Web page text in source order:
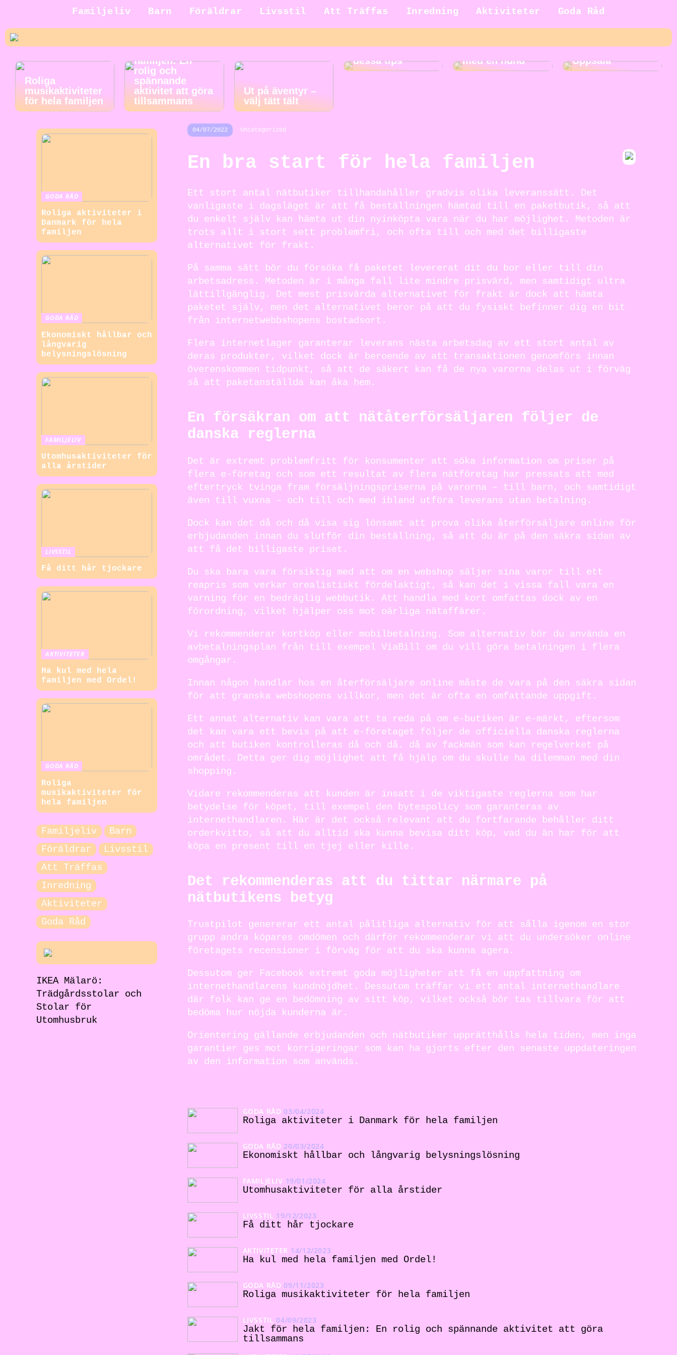
Familjeliv Barn Föräldrar Livsstil Att Träffas Inredning Aktiviteter Goda Råd
Roliga
musikaktiviteter
för hela familjen
familjen: En
rolig och
spännande
aktivitet att göra
tillsammans
Ut på äventyr –
välj tätt tält
dessa tips
med en hund
Uppsala
04/07/2022 Uncategorized
En bra start för hela familjen
Ett stort antal nätbutiker tillhandahåller gradvis olika leveranssätt. Det
vanligaste i dagsläget är att få beställningen hämtad till en paketbutik, så att
du enkelt själv kan hämta ut din nyinköpta vara när du har möjlighet. Metoden är
trots allt i stort sett problemfri, och ofta till och med det billigaste
alternativet för frakt.
På samma sätt bör du försöka få paketet levererat dit du bor eller till din
arbetsadress. Metoden är i många fall lite mindre prisvärd, men samtidigt ultra
lättillgänglig. Det mest prisvärda alternativet för frakt är dock att hämta
paketet själv, men det alternativet beror på att du fysiskt befinner dig en bit
från internetwebbshopens bostadsort.
Flera internetlager garanterar leverans nästa arbetsdag av ett stort antal av
deras produkter, vilket dock är beroende av att transaktionen genomförs innan
överenskommen tidpunkt, så att de säkert kan få de nya varorna delas ut i förväg
så att paketanställda kan åka hem.
En försäkran om att nätåterförsäljaren följer de
danska reglerna
Det är extremt problemfritt för konsumenter att söka information om priser på
flera e-företag och som ett resultat av flera nätföretag har pressats att med
eftertryck tvinga fram försäljningspriserna på varorna – till barn, och samtidigt
även till vuxna – och till och med ibland utföra leverans utan betalning.
Dock kan det då och då visa sig lönsamt att prova olika återförsäljare online för
erbjudanden innan du slutför din beställning, så att du är på den säkra sidan av
att få det billigaste priset.
Du ska bara vara försiktig med att om en webshop säljer sina varor till ett
reapris som verkar orealistiskt fördelaktigt, så kan det i vissa fall vara en
varning för en bedräglig webbutik. Att handla med kort omfattas dock av en
förordning, vilket hjälper oss mot oärliga nätaffärer.
Vi rekommenderar kortköp eller mobilbetalning. Som alternativ bör du använda en
avbetalningsplan från till exempel ViaBill om du vill göra betalningen i flera
omgångar.
Innan någon handlar hos en återförsäljare online måste de vara på den säkra sidan
för att granska webshopens villkor, men det är ofta en omfattande uppgift.
Ett annat alternativ kan vara att ta reda på om e-butiken är e-märkt, eftersom
det kan vara ett bevis på att e-företaget följer de officiella danska reglerna
och att butiken kontrolleras då och då. då av fackmän som kan regelverket på
området. Detta ger dig möjlighet att få hjälp om du skulle ha dilemman med din
shopping.
Vidare rekommenderas att kunden är insatt i de viktigaste reglerna som har
betydelse för köpet, till exempel den bytespolicy som garanteras av
internethandlaren. Här är det också relevant att du fortfarande behåller ditt
orderkvitto, så att du alltid ska kunna bevisa ditt köp, vad du än har för att
köpa en present till en tjej eller kille.
Det rekommenderas att du tittar närmare på
nätbutikens betyg
Trustpilot genererar ett antal pålitliga alternativ för att sålla igenom en stor
grupp andra köpares omdömen och därför rekommenderar vi att du undersöker online
företagets recensioner i förväg för att du ska kunna agera.
Dessutom ger Facebook extremt goda möjligheter att få en uppfattning om
internethandlarens kundnöjdhet. Dessutom träffar vi ett antal internethandlare
där folk kan ge en bedömning av sitt köp, vilket också bör tas tillvara för att
bedöma hur nöjda kunderna är.
Orientering gällande erbjudanden och nätbutiker upprätthålls hela tiden, men inga
garantier ges mot korrigeringar som kan ha gjorts efter den senaste uppdateringen
av den information som används.
GODA RÅD 03/04/2024
Roliga aktiviteter i Danmark för hela familjen
GODA RÅD 20/03/2024
Ekonomiskt hållbar och långvarig belysningslösning
FAMILJELIV 19/01/2024
Utomhusaktiviteter för alla årstider
LIVSSTIL 19/12/2023
Få ditt hår tjockare
AKTIVITETER 14/12/2023
Ha kul med hela familjen med Ordel!
GODA RÅD 09/11/2023
Roliga musikaktiviteter för hela familjen
LIVSSTIL 04/09/2023
Jakt för hela familjen: En rolig och spännande aktivitet att göra
tillsammans
GODA RÅD
Roliga aktiviteter i
Danmark för hela
familjen
GODA RÅD
Ekonomiskt hållbar och
långvarig
belysningslösning
FAMILJELIV
Utomhusaktiviteter för
alla årstider
LIVSSTIL
Få ditt hår tjockare
AKTIVITETER
Ha kul med hela
familjen med Ordel!
GODA RÅD
Roliga
musikaktiviteter för
hela familjen
Familjeliv
Barn
Föräldrar
Livsstil
Att Träffas
Inredning
Aktiviteter
Goda Råd
IKEA Mälarö:
Trädgårdsstolar och
Stolar för
Utomhusbruk